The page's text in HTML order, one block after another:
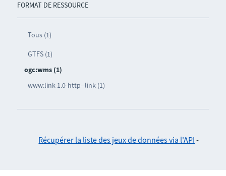
FORMAT DE RESSOURCE
Tous (1)
GTFS (1)
ogc:wms (1)
www:link-1.0-http--link (1)
Récupérer la liste des jeux de données via l'API -